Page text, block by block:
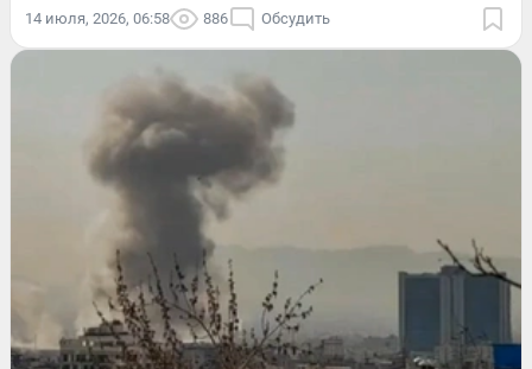
14 июля, 2026, 06:58 886 Обсудить